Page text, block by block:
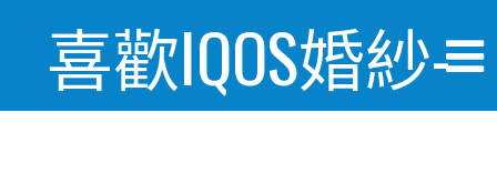
喜歡IQOS婚紗-